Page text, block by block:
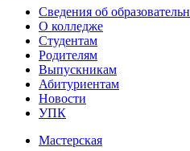
Сведения об
О колледже
Студентам
Родителям
Выпускникам
Абитуриентам
Новости
УПК
Мастерская